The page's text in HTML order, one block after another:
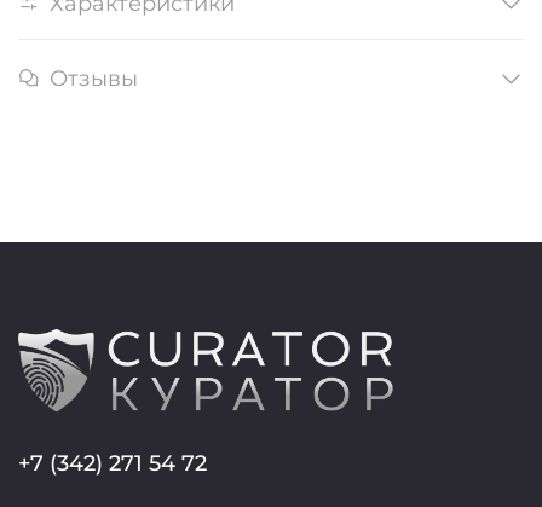
Отзывы
+7 (342) 271 54 72